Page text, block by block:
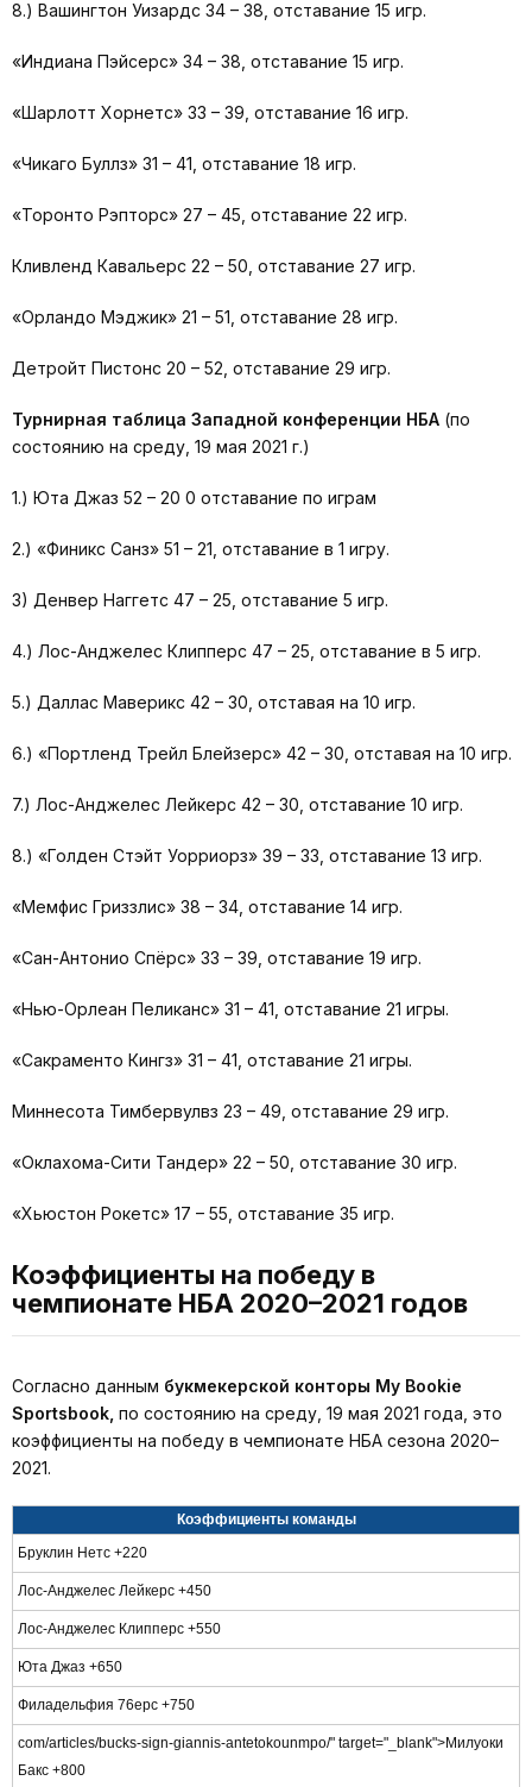
8.) Вашингтон Уизардс 34 – 38, отставание 15 игр.
«Индиана Пэйсерс» 34 – 38, отставание 15 игр.
«Шарлотт Хорнетс» 33 – 39, отставание 16 игр.
«Чикаго Буллз» 31 – 41, отставание 18 игр.
«Торонто Рэпторс» 27 – 45, отставание 22 игр.
Кливленд Кавальерс 22 – 50, отставание 27 игр.
«Орландо Мэджик» 21 – 51, отставание 28 игр.
Детройт Пистонс 20 – 52, отставание 29 игр.
Турнирная таблица Западной конференции НБА (по
состоянию на среду, 19 мая 2021 г.)
1.) Юта Джаз 52 – 20 0 отставание по играм
2.) «Финикс Санз» 51 – 21, отставание в 1 игру.
3) Денвер Наггетс 47 – 25, отставание 5 игр.
4.) Лос-Анджелес Клипперс 47 – 25, отставание в 5 игр.
5.) Даллас Маверикс 42 – 30, отставая на 10 игр.
6.) «Портленд Трейл Блейзерс» 42 – 30, отставая на 10 игр.
7.) Лос-Анджелес Лейкерс 42 – 30, отставание 10 игр.
8.) «Голден Стэйт Уорриорз» 39 – 33, отставание 13 игр.
«Мемфис Гриззлис» 38 – 34, отставание 14 игр.
«Сан-Антонио Спёрс» 33 – 39, отставание 19 игр.
«Нью-Орлеан Пеликанс» 31 – 41, отставание 21 игры.
«Сакраменто Кингз» 31 – 41, отставание 21 игры.
Миннесота Тимбервулвз 23 – 49, отставание 29 игр.
«Оклахома-Сити Тандер» 22 – 50, отставание 30 игр.
«Хьюстон Рокетс» 17 – 55, отставание 35 игр.
Коэффициенты на победу в
чемпионате НБА 2020–2021 годов
Согласно данным букмекерской конторы My Bookie
Sportsbook, по состоянию на среду, 19 мая 2021 года, это
коэффициенты на победу в чемпионате НБА сезона 2020–
2021.
Коэффициенты команды
Бруклин Нетс +220
Лос-Анджелес Лейкерс +450
Лос-Анджелес Клипперс +550
Юта Джаз +650
Филадельфия 76ерс +750
com/articles/bucks-sign-giannis-antetokounmpo/" target="_blank">Милуоки
Бакс +800